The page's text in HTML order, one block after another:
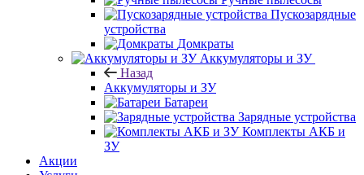
Пускозарядные
устройства
Домкраты
Аккумуляторы и ЗУ
Назад
Аккумуляторы и ЗУ
Батареи
Зарядные устройства
Комплекты АКБ и
ЗУ
Акции